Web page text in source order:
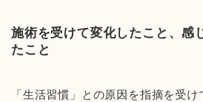
施術を受けて変化したこと、感
たこと
「生活習慣」との原因を指摘を受け